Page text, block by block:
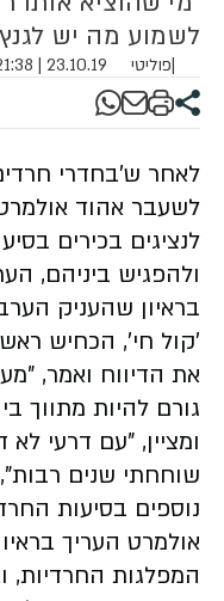
לשמוע מה יש
|פוליטי 23.10.19 | 21:38
לאחר ש'בחדרי
לשעבר אהוד
לנציגים בכירים
ולהפגיש ביניהם,
בראיון שהעניק
'קול חי', הכחיש
את הדיווח ואמר,
גורם להיות מתווך
ומציין, "עם דרעי
שוחחתי שנים רבות",
נוספים בסיעות
אולמרט העריך
המפלגות החרדיות,